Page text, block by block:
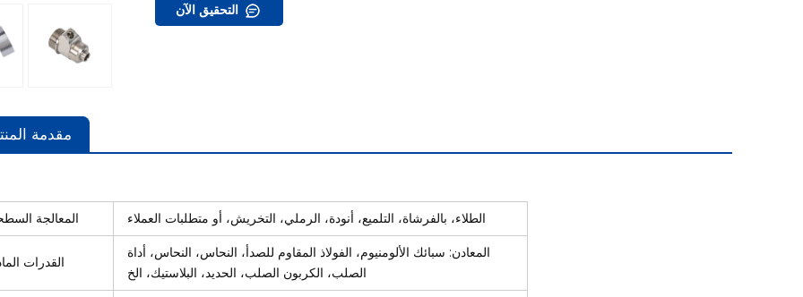
التحقيق الآن
مقدمة
المعالجة الطلاء، بالفرشاة، التلميع، أنودة، الرملي، التخريش، أو متطلبات العملاء
القدرات
المعادن: سبائك الألومنيوم، الفولاذ المقاوم للصدأ، النحاس، النحاس، أداة
الصلب، الكربون الصلب، الحديد، البلاستيك، الخ